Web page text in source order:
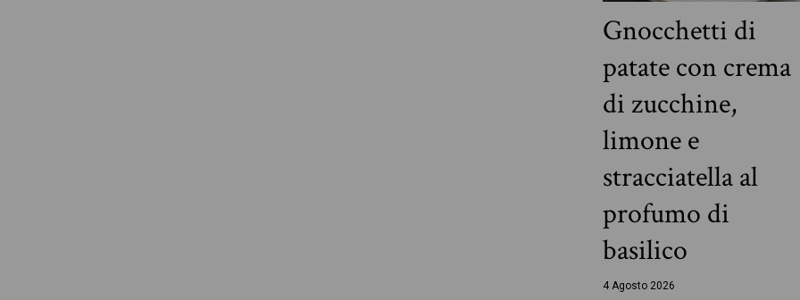
Gnocchetti di
patate con crema
di zucchine,
limone e
stracciatella al
profumo di
basilico
4 Agosto 2026